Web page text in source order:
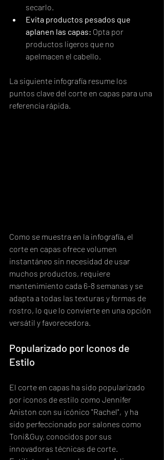
secarlo.
Evita productos pesados que
aplanen las capas: Opta por
productos ligeros que no
apelmacen el cabello.
La siguiente infografía resume los
puntos clave del corte en capas para una
referencia rápida.
Como se muestra en la infografía, el
corte en capas ofrece volumen
instantáneo sin necesidad de usar
muchos productos, requiere
mantenimiento cada 6-8 semanas y se
adapta a todas las texturas y formas de
rostro, lo que lo convierte en una opción
versátil y favorecedora.
Popularizado por Iconos de
Estilo
El corte en capas ha sido popularizado
por iconos de estilo como Jennifer
Aniston con su icónico "Rachel",  y ha
sido perfeccionado por salones como
Toni&Guy, conocidos por sus
innovadoras técnicas de corte.